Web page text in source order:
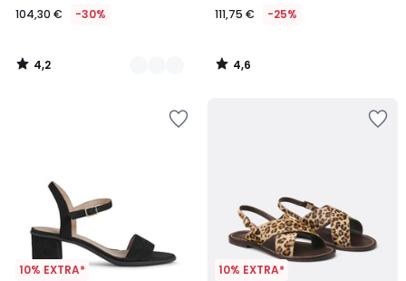
Statt
€
30%
104,30 € -30%
4,2
/
111,75 € -25%
4,6
/
10% EXTRA* 10% EXTRA*